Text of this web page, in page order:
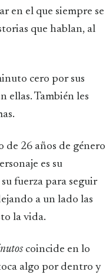
en el que siempre se
que hablan, al
cero por sus
ellas. También les
de 26 años de género
es su
fuerza para seguir
a un lado las
la vida.
coincide en lo
algo por dentro y